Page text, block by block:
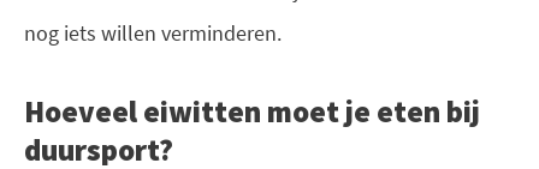
nog iets willen verminderen.
Hoeveel eiwitten moet je eten bij
duursport?